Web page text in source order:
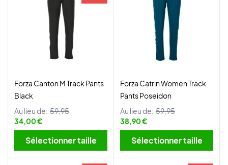
Forza Canton M Track Pants
Black
Au lieu de: 59,95
34,00 €
Sélectionner taille
Forza Catrin Women Track
Pants Poseidon
Au lieu de: 59,95
38,90 €
Sélectionner taille